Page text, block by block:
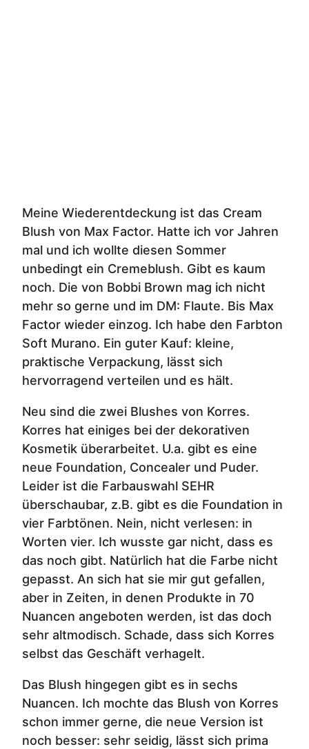
Meine Wiederentdeckung ist das Cream
Blush von Max Factor. Hatte ich vor Jahren
mal und ich wollte diesen Sommer
unbedingt ein Cremeblush. Gibt es kaum
noch. Die von Bobbi Brown mag ich nicht
mehr so gerne und im DM: Flaute. Bis Max
Factor wieder einzog. Ich habe den Farbton
Soft Murano. Ein guter Kauf: kleine,
praktische Verpackung, lässt sich
hervorragend verteilen und es hält.
Neu sind die zwei Blushes von Korres.
Korres hat einiges bei der dekorativen
Kosmetik überarbeitet. U.a. gibt es eine
neue Foundation, Concealer und Puder.
Leider ist die Farbauswahl SEHR
überschaubar, z.B. gibt es die Foundation in
vier Farbtönen. Nein, nicht verlesen: in
Worten vier. Ich wusste gar nicht, dass es
das noch gibt. Natürlich hat die Farbe nicht
gepasst. An sich hat sie mir gut gefallen,
aber in Zeiten, in denen Produkte in 70
Nuancen angeboten werden, ist das doch
sehr altmodisch. Schade, dass sich Korres
selbst das Geschäft verhagelt.
Das Blush hingegen gibt es in sechs
Nuancen. Ich mochte das Blush von Korres
schon immer gerne, die neue Version ist
noch besser: sehr seidig, lässt sich prima